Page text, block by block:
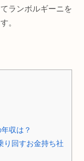
ランボルギーニを
。
収は？
り回すお金持ち社